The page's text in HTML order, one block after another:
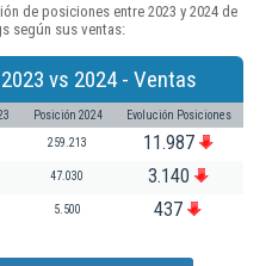
de posiciones entre 2023 y 2024 de
según sus ventas:
vs 2024 - Ventas
Posición 2024 Evolución Posiciones
259.213 11.987
47.030 3.140
5.500 437